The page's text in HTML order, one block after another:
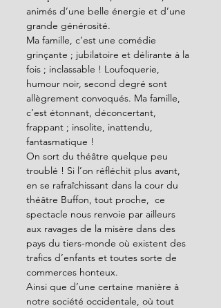
animés d’une belle énergie et d’une
grande générosité.
Ma famille, c’est une comédie
grinçante ; jubilatoire et délirante à la
fois ; inclassable ! Loufoquerie,
humour noir, second degré sont
allègrement convoqués. Ma famille,
c’est étonnant, déconcertant,
frappant ; insolite, inattendu,
fantasmatique !
On sort du théâtre quelque peu
troublé ! Si l’on réfléchit plus avant,
en se rafraîchissant dans la cour du
théâtre Buffon, tout proche,  ce
spectacle nous renvoie par ailleurs
aux ravages de la misère dans des
pays du tiers-monde où existent des
trafics d’enfants et toutes sorte de
commerces honteux.
Ainsi que d’une certaine manière à
notre société occidentale, où tout